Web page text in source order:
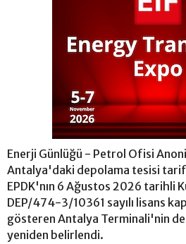
Enerji Günlüğü - Petrol Ofisi
Antalya'daki depolama tesisi
EPDK'nın 6 Ağustos 2026 tarihli
DEP/474-3/10361 sayılı lisans
gösteren Antalya Terminali'nin
yeniden belirlendi.